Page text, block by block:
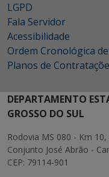
LGPD
Fala Servidor
Acessibilidade
Ordem Cronológica
Planos de
DEPARTAMENTO
GROSSO DO SUL
Rodovia MS 080 - Km 10,
Conjunto José Abrão -
CEP: 79114-901